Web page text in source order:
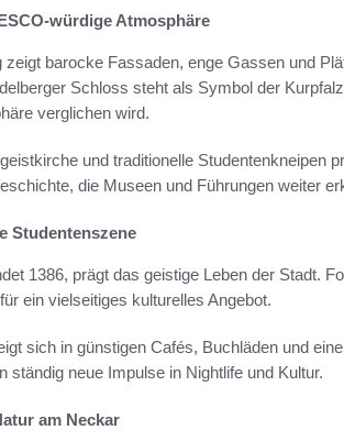
würdige Atmosphäre
zeigt barocke Fassaden, enge Gassen und
Schloss steht als Symbol der
verglichen wird.
und traditionelle Studentenkneipen
die Museen und Führungen weiter
Studentenszene
1386, prägt das geistige Leben der Stadt.
ein vielseitiges kulturelles Angebot.
sich in günstigen Cafés, Buchläden und
ständig neue Impulse in Nightlife und Kultur.
am Neckar